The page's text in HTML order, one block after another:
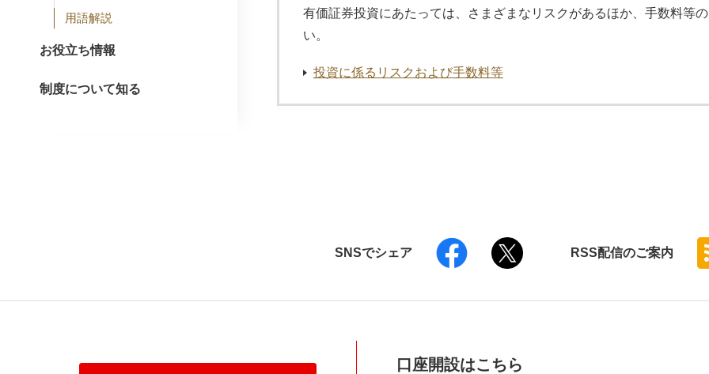
有価証券投資にあたっては、さまざまなリスクがあるほか、手数料等
い。
投資に係るリスクおよび手数料等
用語解説
お役立ち情報
制度について知る
SNSでシェア RSS配信のご案内
口座開設はこちら